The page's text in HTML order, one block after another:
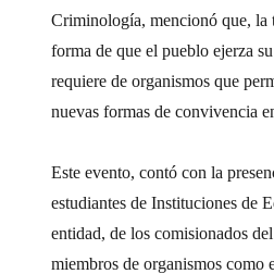
Criminología, mencionó que, la
forma de que el pueblo ejerza
requiere de organismos que
nuevas formas de convivencia
Este evento, contó con la
estudiantes de Instituciones de
entidad, de los comisionados
miembros de organismos